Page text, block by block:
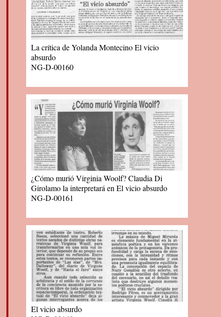
La crítica de Yolanda Montecino El vicio
absurdo
NG-D-00160
¿Cómo murió Virginia Woolf? Claudia Di
Girolamo la interpretará en El vicio absurdo
NG-D-00161
El vicio absurdo